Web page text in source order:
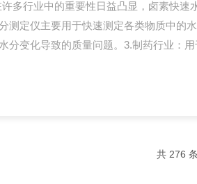
多行业中的重要性日益凸显，卤素快
测定仪主要用于快速测定各类物质中的
分变化导致的质量问题。3.制药行业：
共 276